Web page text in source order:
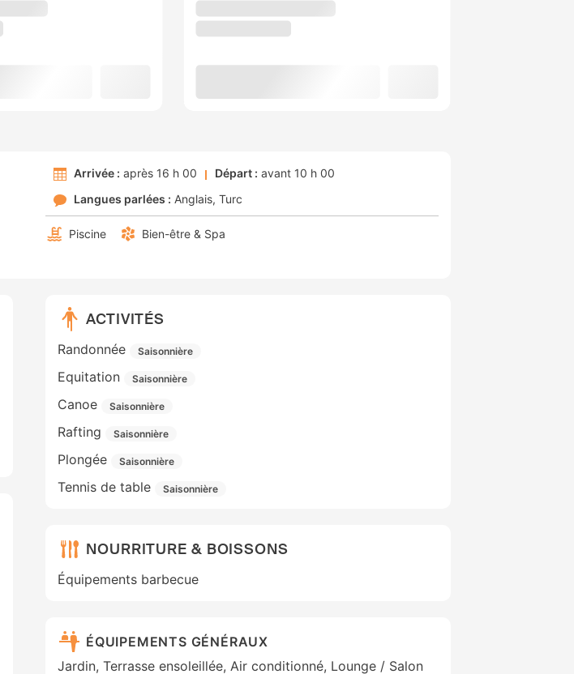
Arrivée : après 16 h 00 Départ : avant 10 h 00
Langues parlées : Anglais Turc
Piscine Bien-être & Spa
ACTIVITÉS
Randonnée Saisonnière
Equitation Saisonnière
Canoe Saisonnière
Rafting Saisonnière
Plongée Saisonnière
Tennis de table Saisonnière
NOURRITURE & BOISSONS
Équipements barbecue
ÉQUIPEMENTS GÉNÉRAUX
Jardin, Terrasse ensoleillée, Air conditionné, Lounge / Salon